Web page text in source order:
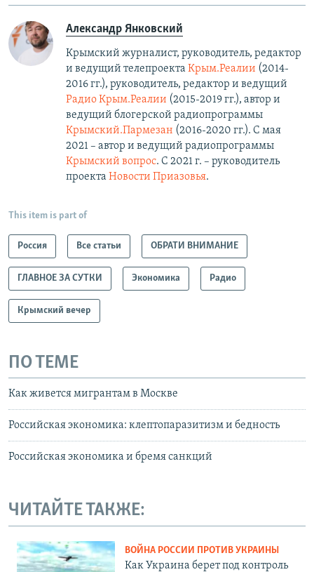
Александр Янковский
Крымский журналист, руководитель, редактор
и ведущий телепроекта Крым.Реалии (2014-
2016 гг.), руководитель, редактор и ведущий
Радио Крым.Реалии (2015-2019 гг.), автор и
ведущий блогерской радиопрограммы
Крымский.Пармезан (2016-2020 гг.)​. С мая
2021 – автор и ведущий радиопрограммы
Крымский вопрос. С 2021 г. – руководитель
проекта Новости Приазовья.
This item is part of
Россия Все статьи ОБРАТИ ВНИМАНИЕ
ГЛАВНОЕ ЗА СУТКИ Экономика Радио
Крымский вечер
ПО ТЕМЕ
Как живется мигрантам в Москве
Российская экономика: клептопаразитизм и бедность
Российская экономика и бремя санкций
ЧИТАЙТЕ ТАКЖЕ:
ВОЙНА РОССИИ ПРОТИВ УКРАИНЫ
Как Украина берет под контроль